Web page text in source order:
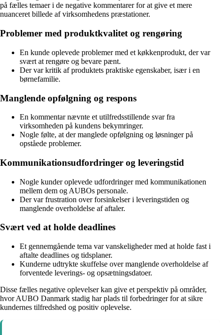
på fælles temaer i de negative kommentarer for at give et mere
nuanceret billede af virksomhedens præstationer.
Problemer med produktkvalitet og rengøring
En kunde oplevede problemer med et køkkenprodukt, der var
svært at rengøre og bevare pænt.
Der var kritik af produktets praktiske egenskaber, især i en
børnefamilie.
Manglende opfølgning og respons
En kommentar nævnte et utilfredsstillende svar fra
virksomheden på kundens bekymringer.
Nogle følte, at der manglede opfølgning og løsninger på
opståede problemer.
Kommunikationsudfordringer og leveringstid
Nogle kunder oplevede udfordringer med kommunikationen
mellem dem og AUBOs personale.
Der var frustration over forsinkelser i leveringstiden og
manglende overholdelse af aftaler.
Svært ved at holde deadlines
Et gennemgående tema var vanskeligheder med at holde fast i
aftalte deadlines og tidsplaner.
Kunderne udtrykte skuffelse over manglende overholdelse af
forventede leverings- og opsætningsdatoer.
Disse fælles negative oplevelser kan give et perspektiv på områder,
hvor AUBO Danmark stadig har plads til forbedringer for at sikre
kundernes tilfredshed og positiv oplevelse.